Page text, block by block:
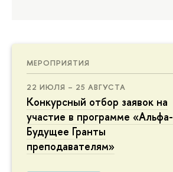
МЕРОПРИЯТИЯ
22 ИЮЛЯ – 25 АВГУСТА
Конкурсный отбор заявок на
участие в программе «Альфа-
Будущее Гранты
преподавателям»